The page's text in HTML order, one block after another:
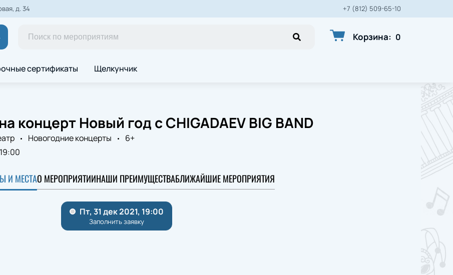
д. 34 +7 (812) 509-65-10
Корзина: 0
сертификаты Щелкунчик
концерт Новый год с CHIGADAEV BIG BAND
Новогодние концерты
6+
19:00
И МЕСТАО МЕРОПРИЯТИИНАШИ ПРЕИМУЩЕСТВАБЛИЖАЙШИЕ МЕРОПРИЯТИЯ